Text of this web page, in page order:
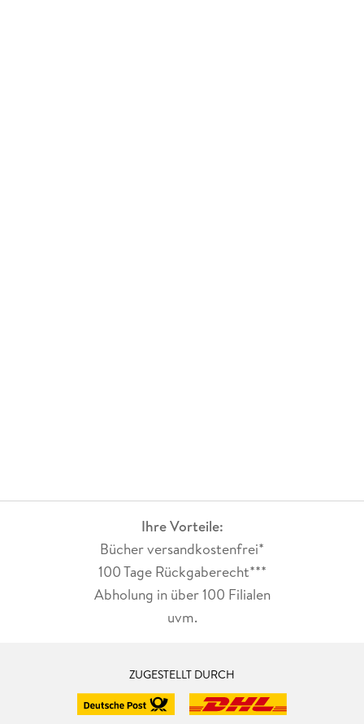
Ihre Vorteile:
Bücher versandkostenfrei*
100 Tage Rückgaberecht***
Abholung in über 100 Filialen
uvm.
ZUGESTELLT DURCH